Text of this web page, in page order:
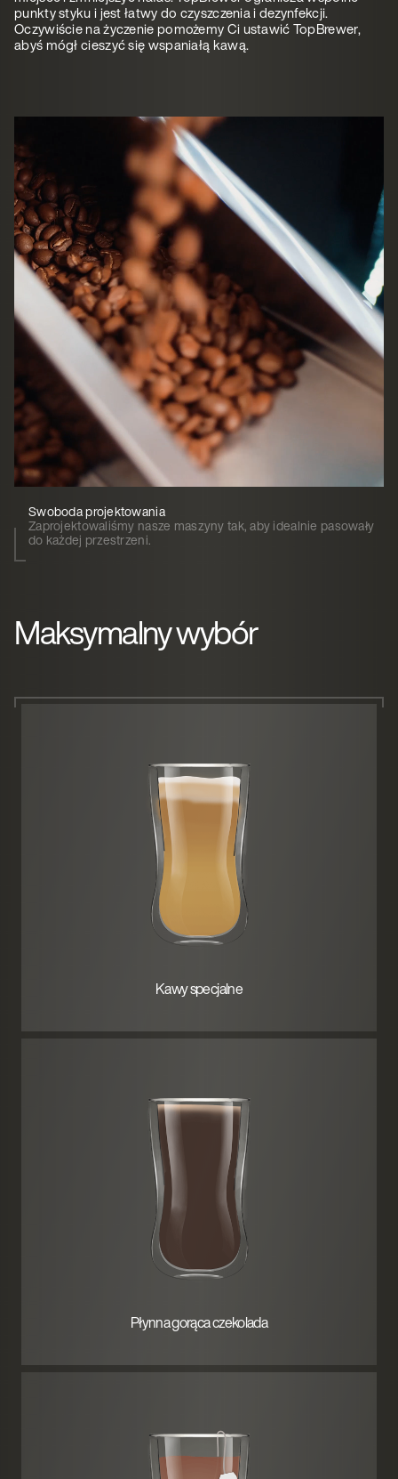
punkty styku i jest łatwy do czyszczenia i dezynfekcji.
Oczywiście na życzenie pomożemy Ci ustawić TopBrewer,
abyś mógł cieszyć się wspaniałą kawą.
Swoboda projektowania
Zaprojektowaliśmy nasze maszyny tak, aby idealnie pasowały
do każdej przestrzeni.
Maksymalny wybór
Kawy specjalne
Płynna gorąca czekolada